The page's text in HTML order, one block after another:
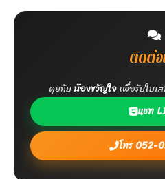
ติดต่อ
คุยกับน้องขวัญใจเพื่อรับใบเ
แชท
โทร 052-